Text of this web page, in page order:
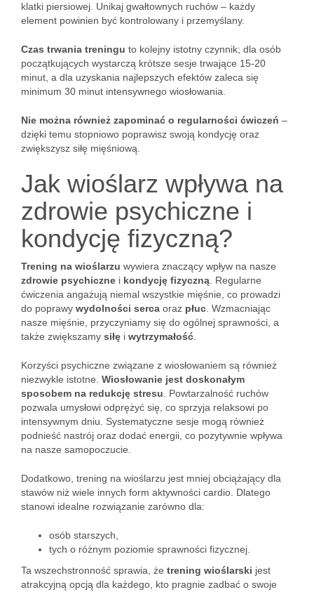
klatki piersiowej. Unikaj gwałtownych ruchów – każdy
element powinien być kontrolowany i przemyślany.
Czas trwania treningu to kolejny istotny czynnik; dla osób
początkujących wystarczą krótsze sesje trwające 15-20
minut, a dla uzyskania najlepszych efektów zaleca się
minimum 30 minut intensywnego wiosłowania.
Nie można również zapominać o regularności ćwiczeń –
dzięki temu stopniowo poprawisz swoją kondycję oraz
zwiększysz siłę mięśniową.
Jak wioślarz wpływa na
zdrowie psychiczne i
kondycję fizyczną?
Trening na wioślarzu wywiera znaczący wpływ na nasze
zdrowie psychiczne i kondycję fizyczną . Regularne
ćwiczenia angażują niemal wszystkie mięśnie, co prowadzi
do poprawy wydolności serca oraz płuc . Wzmacniając
nasze mięśnie, przyczyniamy się do ogólnej sprawności, a
także zwiększamy siłę i wytrzymałość
Korzyści psychiczne związane z wiosłowaniem są również
niezwykle istotne. Wiosłowanie jest doskonałym
sposobem na redukcję stresu . Powtarzalność ruchów
pozwala umysłowi odprężyć się, co sprzyja relaksowi po
intensywnym dniu. Systematyczne sesje mogą również
podnieść nastrój oraz dodać energii, co pozytywnie wpływa
na nasze samopoczucie.
Dodatkowo, trening na wioślarzu jest mniej obciążający dla
stawów niż wiele innych form aktywności cardio. Dlatego
stanowi idealne rozwiązanie zarówno dla:
osób starszych,
tych o różnym poziomie sprawności fizycznej.
Ta wszechstronność sprawia, że trening wioślarski jest
atrakcyjną opcją dla każdego, kto pragnie zadbać o swoje